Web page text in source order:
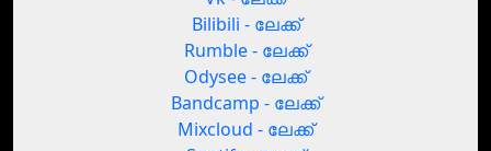
Bilibili - ലേക്ക്
Rumble - ലേക്ക്
Odysee - ലേക്ക്
Bandcamp - ലേക്ക്
Mixcloud - ലേക്ക്